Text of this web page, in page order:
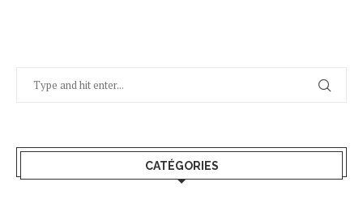
CATÉGORIES